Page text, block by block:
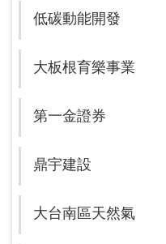
低碳動能開發
大板根育樂事業
第一金證券
鼎宇建設
大台南區天然氣